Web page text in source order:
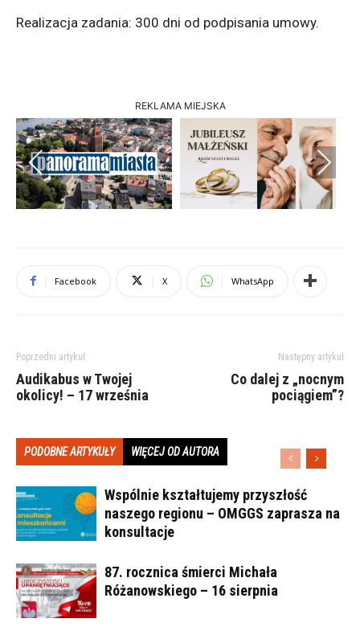
Realizacja zadania: 300 dni od podpisania umowy.
REKLAMA MIEJSKA
Previous Next
Facebook X WhatsApp
Poprzedni artykuł
Audikabus w Twojej
okolicy! – 17 września
Następny artykuł
Co dalej z „nocnym
pociągiem”?
PODOBNE ARTYKUŁY WIĘCEJ OD AUTORA
Wspólnie kształtujemy przyszłość
naszego regionu – OMGGS zaprasza na
konsultacje
87. rocznica śmierci Michała
Różanowskiego – 16 sierpnia